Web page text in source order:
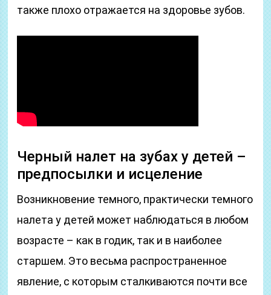
также плохо отражается на здоровье зубов.
Черный налет на зубах у детей –
предпосылки и исцеление
Возникновение темного, практически темного
налета у детей может наблюдаться в любом
возрасте – как в годик, так и в наиболее
старшем. Это весьма распространенное
явление, с которым сталкиваются почти все